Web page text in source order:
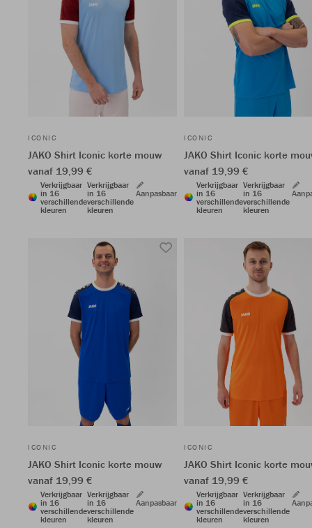
ICONIC
JAKO Shirt Iconic korte mouw
vanaf 19,99 €
Verkrijgbaar
in 16
verschillende
kleuren
Verkrijgbaar
in 16
verschillende
kleuren
Aanpasbaar
ICONIC
JAKO Shirt Iconic korte
vanaf 19,99 €
Verkrijgbaar
in 16
verschillende
kleuren
Verkrijgbaar
in 16
verschillende
kleuren
ICONIC
JAKO Shirt Iconic korte mouw
vanaf 19,99 €
Verkrijgbaar
in 16
verschillende
kleuren
Verkrijgbaar
in 16
verschillende
kleuren
Aanpasbaar
ICONIC
JAKO Shirt Iconic korte
vanaf 19,99 €
Verkrijgbaar
in 16
verschillende
kleuren
Verkrijgbaar
in 16
verschillende
kleuren